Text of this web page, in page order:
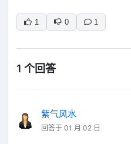
1 0 1
1 个回答
紫气风水
回答于 01 月 02 日